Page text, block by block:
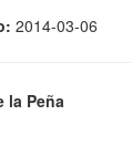
2014-03-06
la Peña